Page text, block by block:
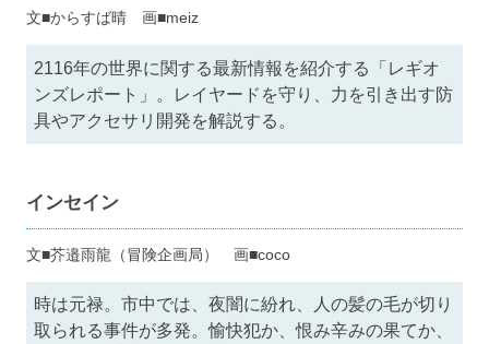
文■からすば晴 画■meiz
2116年の世界に関する最新情報を紹介する「レギオ
ンズレポート」。レイヤードを守り、力を引き出す防
具やアクセサリ開発を解説する。
インセイン
文■芥邉雨龍（冒険企画局） 画■coco
時は元禄。市中では、夜闇に紛れ、人の髪の毛が切り
取られる事件が多発。愉快犯か、恨み辛みの果てか、